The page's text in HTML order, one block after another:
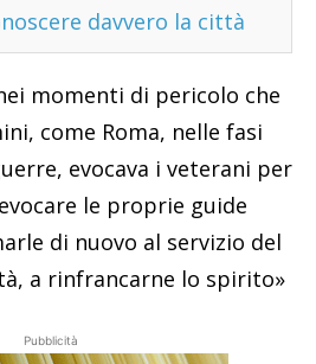
davvero la città
momenti di pericolo che
come Roma, nelle fasi
evocava i veterani per
le proprie guide
di nuovo al servizio del
a rinfrancarne lo spirito»
Pubblicità